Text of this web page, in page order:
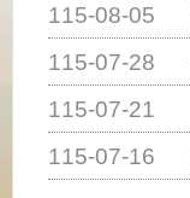
115-08-05
115-07-28
115-07-21
115-07-16